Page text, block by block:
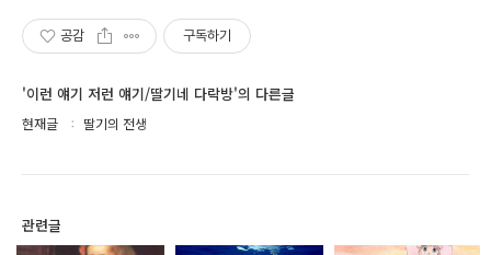
공감 구독하기
'이런 얘기 저런 얘기/딸기네 다락방'의 다른글
현재글 딸기의 전생
관련글